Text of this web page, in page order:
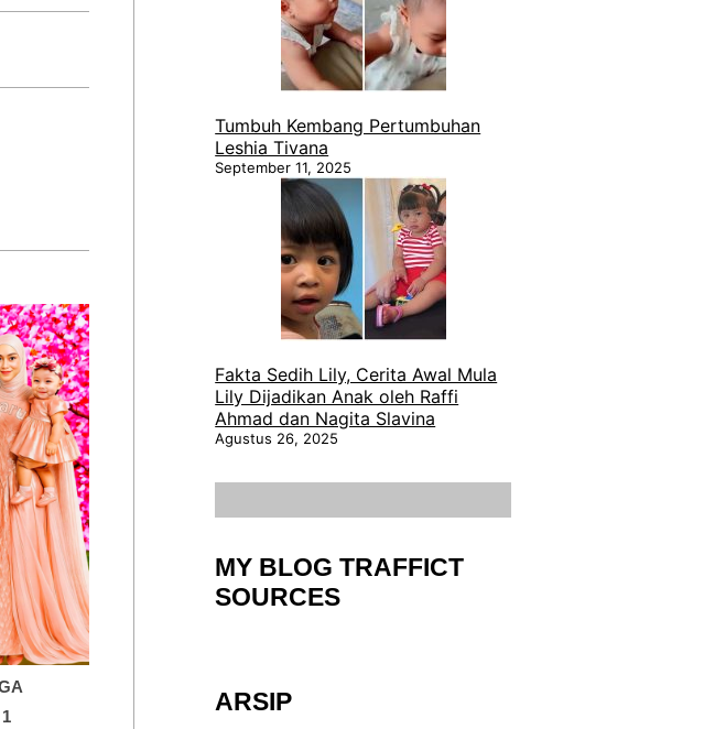
Tumbuh Kembang Pertumbuhan
Leshia Tivana
September 11, 2025
Fakta Sedih Lily, Cerita Awal Mula
Lily Dijadikan Anak oleh Raffi
Ahmad dan Nagita Slavina
Agustus 26, 2025
MY BLOG TRAFFICT
SOURCES
ARSIP